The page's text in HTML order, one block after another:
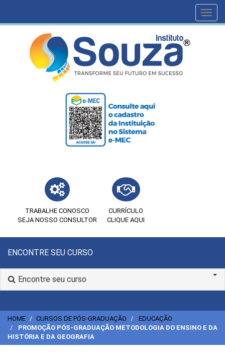
TRABALHE CONOSCO
SEJA NOSSO CONSULTOR
CURRÍCULO
CLIQUE AQUI
ENCONTRE SEU CURSO
Encontre seu curso
HOME CURSOS DE PÓS-GRADUAÇÃO
EDUCAÇÃO
PROMOÇÃO PÓS-GRADUAÇÃO METODOLOGIA DO ENSINO E DA
HISTÓRIA E DA GEOGRAFIA